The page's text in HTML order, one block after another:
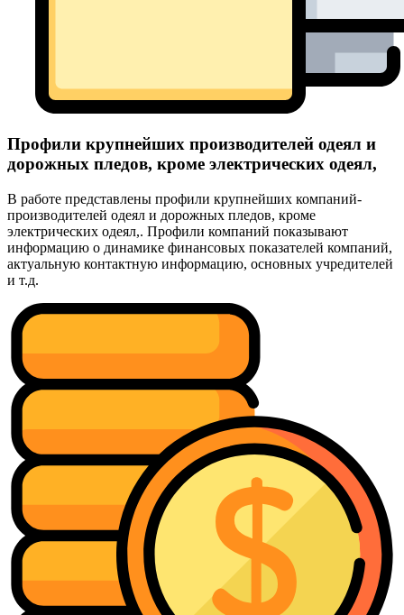
Профили крупнейших производителей одеял и
дорожных пледов, кроме электрических одеял,
В работе представлены профили крупнейших компаний-
производителей одеял и дорожных пледов, кроме
электрических одеял,. Профили компаний показывают
информацию о динамике финансовых показателей компаний,
актуальную контактную информацию, основных учредителей
и т.д.